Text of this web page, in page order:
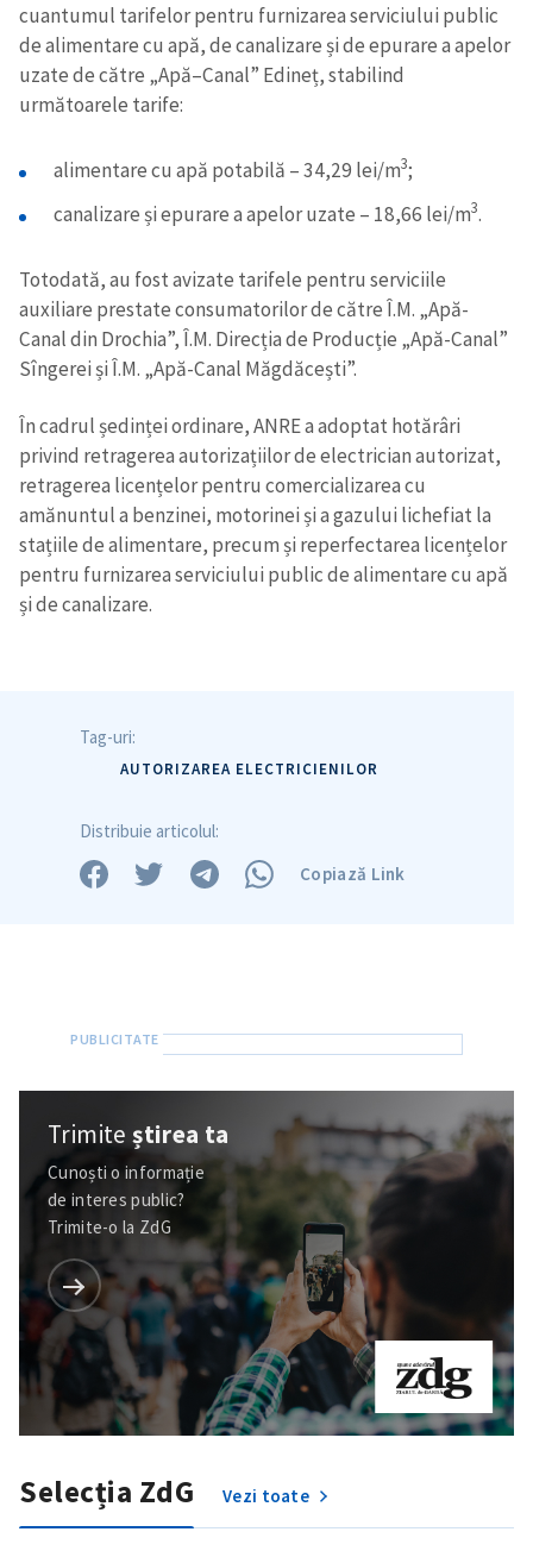
Trimite o informație
Despre ZdG
in English
на русском
cuantumul tarifelor pentru furnizarea serviciului public
de alimentare cu apă, de canalizare și de epurare a apelor
uzate de către „Apă–Canal” Edineț, stabilind
următoarele tarife:
alimentare cu apă potabilă – 34,29 lei/m3;
canalizare și epurare a apelor uzate – 18,66 lei/m3.
Totodată, au fost avizate tarifele pentru serviciile
auxiliare prestate consumatorilor de către Î.M. „Apă-
Canal din Drochia”, Î.M. Direcția de Producție „Apă-Canal”
Sîngerei și Î.M. „Apă-Canal Măgdăcești”.
În cadrul ședinței ordinare, ANRE a adoptat hotărâri
privind retragerea autorizațiilor de electrician autorizat,
retragerea licențelor pentru comercializarea cu
amănuntul a benzinei, motorinei și a gazului lichefiat la
stațiile de alimentare, precum și reperfectarea licențelor
pentru furnizarea serviciului public de alimentare cu apă
și de canalizare.
Tag-uri:
AUTORIZAREA ELECTRICIENILOR
Distribuie articolul:
Copiază Link
Trimiteștirea ta
Cunoști o informație
de interes public?
Trimite-o la ZdG
Selecția ZdG Vezi toate